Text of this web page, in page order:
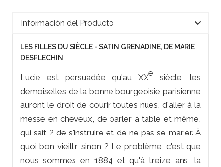
Información del Producto
LES FILLES DU SIÈCLE - SATIN GRENADINE, DE MARIE
DESPLECHIN
Lucie est persuadée qu'au XXe siècle, les
demoiselles de la bonne bourgeoisie parisienne
auront le droit de courir toutes nues, d'aller à la
messe en cheveux, de parler à table et même,
qui sait ? de s'instruire et de ne pas se marier. À
quoi bon vieillir, sinon ? Le problème, c'est que
nous sommes en 1884 et qu'à treize ans, la